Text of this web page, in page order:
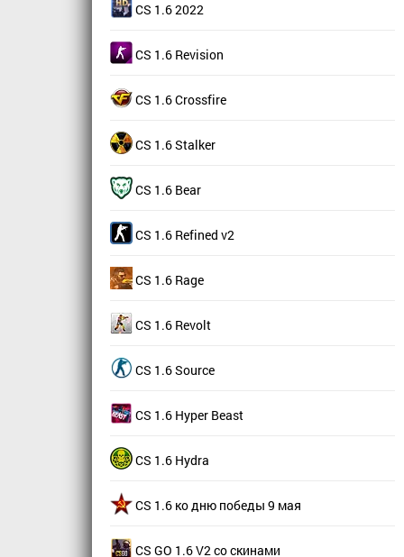
CS 1.6 2022
CS 1.6 Revision
CS 1.6 Crossfire
CS 1.6 Stalker
CS 1.6 Bear
CS 1.6 Refined v2
CS 1.6 Rage
CS 1.6 Revolt
CS 1.6 Source
CS 1.6 Hyper Beast
CS 1.6 Hydra
CS 1.6 ко дню победы 9 мая
CS GO 1.6 V2 со скинами